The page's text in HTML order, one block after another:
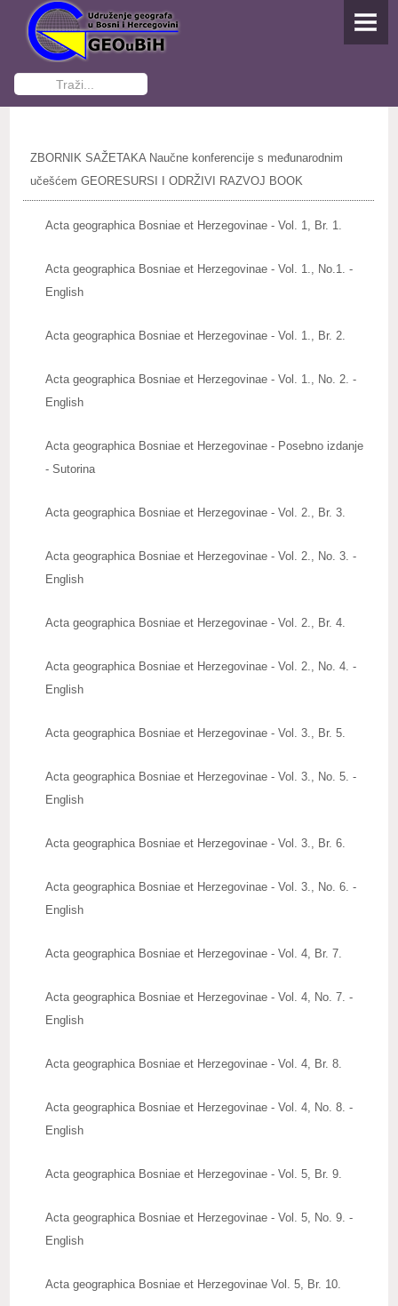
NASLOVNA
O UDRUŽENJU
Osnivanje
Funkcioneri GEOuBiH
AKTIVNOSTI
Studenti pišu
IZDAVAŠTVO
Upute autorima radova
Zbornici radova
ZNAČAJNI DATUMI
REAGOVANJA
ZBORNIK SAŽETAKA Naučne konferencije s međunarodnim
učešćem GEORESURSI I ODRŽIVI RAZVOJ BOOK
Acta geographica Bosniae et Herzegovinae - Vol. 1, Br. 1.
Acta geographica Bosniae et Herzegovinae - Vol. 1., No.1. -
English
Acta geographica Bosniae et Herzegovinae - Vol. 1., Br. 2.
Acta geographica Bosniae et Herzegovinae - Vol. 1., No. 2. -
English
Acta geographica Bosniae et Herzegovinae - Posebno izdanje
- Sutorina
Acta geographica Bosniae et Herzegovinae - Vol. 2., Br. 3.
Acta geographica Bosniae et Herzegovinae - Vol. 2., No. 3. -
English
Acta geographica Bosniae et Herzegovinae - Vol. 2., Br. 4.
Acta geographica Bosniae et Herzegovinae - Vol. 2., No. 4. -
English
Acta geographica Bosniae et Herzegovinae - Vol. 3., Br. 5.
Acta geographica Bosniae et Herzegovinae - Vol. 3., No. 5. -
English
Acta geographica Bosniae et Herzegovinae - Vol. 3., Br. 6.
Acta geographica Bosniae et Herzegovinae - Vol. 3., No. 6. -
English
Acta geographica Bosniae et Herzegovinae - Vol. 4, Br. 7.
Acta geographica Bosniae et Herzegovinae - Vol. 4, No. 7. -
English
Acta geographica Bosniae et Herzegovinae - Vol. 4, Br. 8.
Acta geographica Bosniae et Herzegovinae - Vol. 4, No. 8. -
English
Acta geographica Bosniae et Herzegovinae - Vol. 5, Br. 9.
Acta geographica Bosniae et Herzegovinae - Vol. 5, No. 9. -
English
Acta geographica Bosniae et Herzegovinae Vol. 5, Br. 10.